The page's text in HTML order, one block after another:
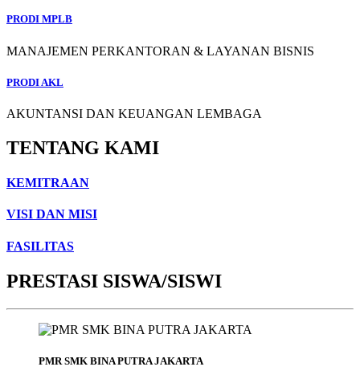
PRODI MPLB
MANAJEMEN PERKANTORAN & LAYANAN BISNIS
PRODI AKL
AKUNTANSI DAN KEUANGAN LEMBAGA
TENTANG KAMI
KEMITRAAN
VISI DAN MISI
FASILITAS
PRESTASI SISWA/SISWI
PMR SMK BINA PUTRA JAKARTA